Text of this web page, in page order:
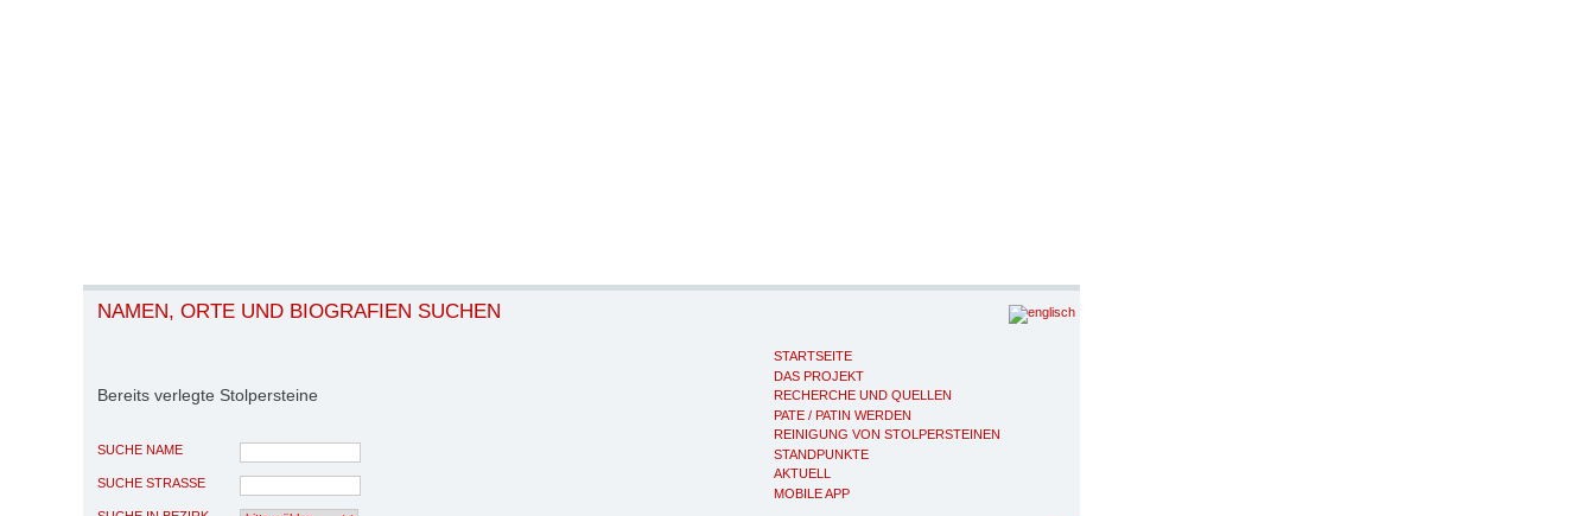
STARTSEITE
DAS PROJEKT
RECHERCHE UND QUELLEN
PATE / PATIN WERDEN
REINIGUNG VON STOLPERSTEINEN
STANDPUNKTE
AKTUELL
MOBILE APP
NAMEN, ORTE UND BIOGRAFIEN SUCHEN
Bereits verlegte Stolpersteine
SUCHE NAME
SUCHE STRASSE